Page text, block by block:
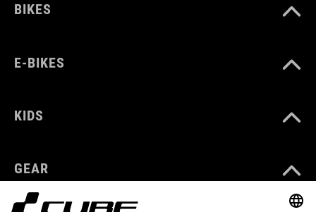
BIKES
E-BIKES
KIDS
GEAR